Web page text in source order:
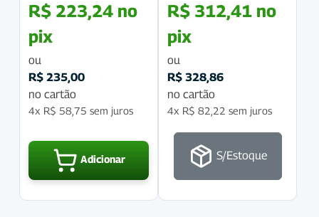
10.1Kg
R$ 223,24 no
pix
ou
R$ 235,00
no cartão
4x R$ 58,75 sem juros
Adicionar
R$ 312,41 no
pix
ou
R$ 328,86
no cartão
4x R$ 82,22 sem juros
S/Estoque